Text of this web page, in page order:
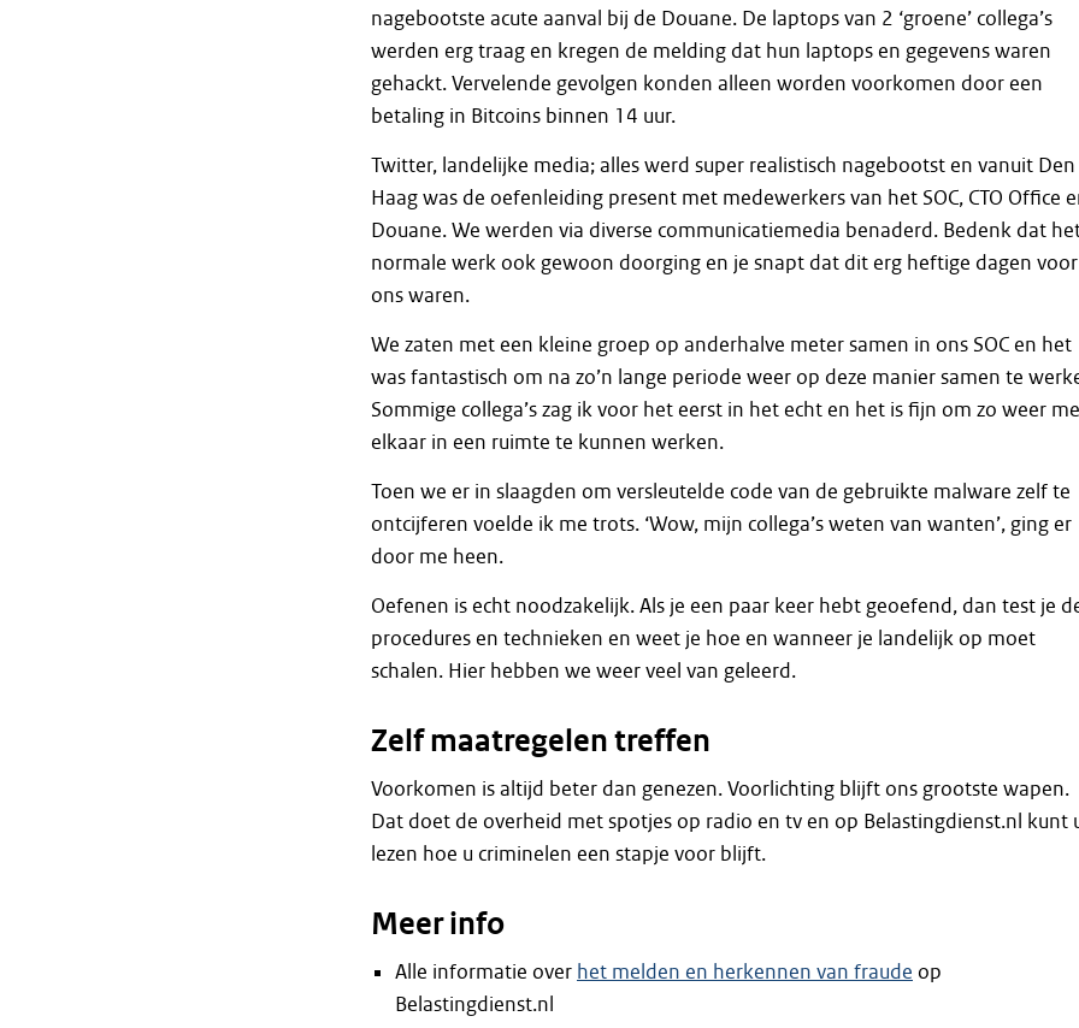
nagebootste acute aanval bij de Douane. De laptops van 2 ‘groene’ collega’s
werden erg traag en kregen de melding dat hun laptops en gegevens waren
gehackt. Vervelende gevolgen konden alleen worden voorkomen door een
betaling in Bitcoins binnen 14 uur.
Twitter, landelijke media; alles werd super realistisch nagebootst en vanuit Den
Haag was de oefenleiding present met medewerkers van het SOC, CTO Office
Douane. We werden via diverse communicatiemedia benaderd. Bedenk dat
normale werk ook gewoon doorging en je snapt dat dit erg heftige dagen voor
ons waren.
We zaten met een kleine groep op anderhalve meter samen in ons SOC en het
was fantastisch om na zo’n lange periode weer op deze manier samen te
Sommige collega’s zag ik voor het eerst in het echt en het is fijn om zo weer
elkaar in een ruimte te kunnen werken.
Toen we er in slaagden om versleutelde code van de gebruikte malware zelf te
ontcijferen voelde ik me trots. ‘Wow, mijn collega’s weten van wanten’, ging er
door me heen.
Oefenen is echt noodzakelijk. Als je een paar keer hebt geoefend, dan test je
procedures en technieken en weet je hoe en wanneer je landelijk op moet
schalen. Hier hebben we weer veel van geleerd.
Zelf maatregelen treffen
Voorkomen is altijd beter dan genezen. Voorlichting blijft ons grootste wapen.
Dat doet de overheid met spotjes op radio en tv en op Belastingdienst.nl kunt
lezen hoe u criminelen een stapje voor blijft.
Meer info
Alle informatie over het melden en herkennen van fraude op
Belastingdienst.nl